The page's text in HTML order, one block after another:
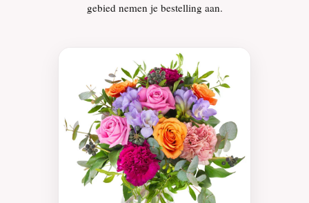
gebied nemen je bestelling aan.